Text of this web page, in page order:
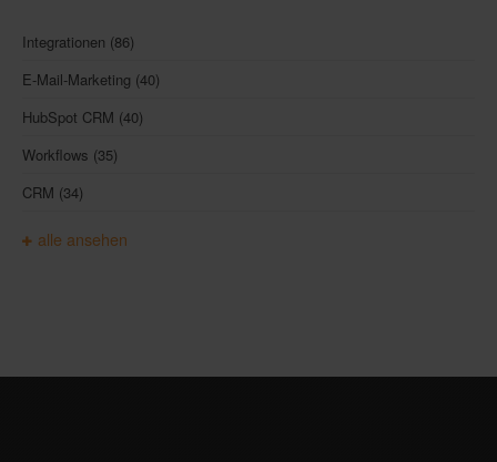
Integrationen (86)
E-Mail-Marketing (40)
HubSpot CRM (40)
Workflows (35)
CRM (34)
alle ansehen